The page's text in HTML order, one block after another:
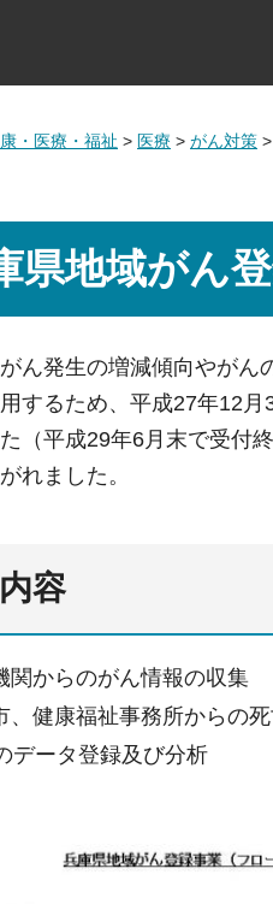
・医療・福祉 > 医療 > がん対策
県地域がん
ん発生の増減傾向やがん
するため、平成27年12
（平成29年6月末で受付
れました。
容
関からのがん情報の収集
、健康福祉事務所からの
データ登録及び分析